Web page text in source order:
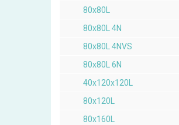
80x80L
80x80L 4N
80x80L 4NVS
80x80L 6N
40x120x120L
80x120L
80x160L